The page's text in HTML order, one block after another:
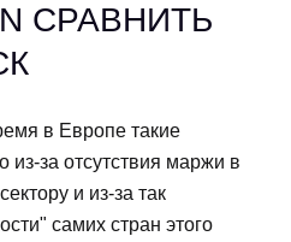
СРАВНИТЬ
в Европе такие
из-за отсутствия маржи в
и из-за так
самих стран этого